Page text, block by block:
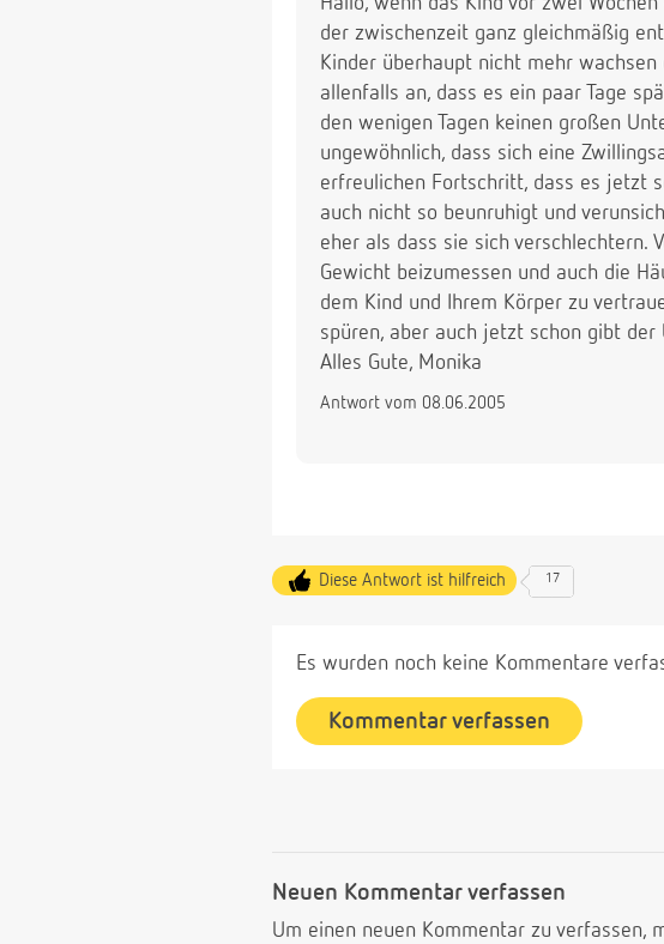
der zwischenzeit ganz gleichmäßig
Kinder überhaupt nicht mehr
allenfalls an, dass es ein paar Tage
den wenigen Tagen keinen großen
ungewöhnlich, dass sich eine
erfreulichen Fortschritt, dass es jetzt
auch nicht so beunruhigt und
eher als dass sie sich verschlechtern.
Gewicht beizumessen und auch die
dem Kind und Ihrem Körper zu
spüren, aber auch jetzt schon gibt
Alles Gute, Monika
Antwort vom 08.06.2005
Diese Antwort ist hilfreich 17
Es wurden noch keine Kommentare
Kommentar verfassen
Neuen Kommentar verfassen
Um einen neuen Kommentar zu verfassen,